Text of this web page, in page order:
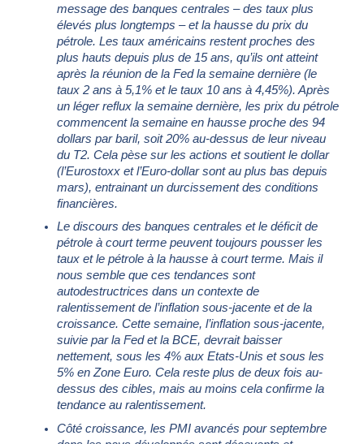
message des banques centrales – des taux plus
élevés plus longtemps – et la hausse du prix du
pétrole. Les taux américains restent proches des
plus hauts depuis plus de 15 ans, qu’ils ont atteint
après la réunion de la Fed la semaine dernière (le
taux 2 ans à 5,1% et le taux 10 ans à 4,45%). Après
un léger reflux la semaine dernière, les prix du pétrole
commencent la semaine en hausse proche des 94
dollars par baril, soit 20% au-dessus de leur niveau
du T2. Cela pèse sur les actions et soutient le dollar
(l’Eurostoxx et l’Euro-dollar sont au plus bas depuis
mars), entrainant un durcissement des conditions
financières.
Le discours des banques centrales et le déficit de
pétrole à court terme peuvent toujours pousser les
taux et le pétrole à la hausse à court terme. Mais il
nous semble que ces tendances sont
autodestructrices dans un contexte de
ralentissement de l’inflation sous-jacente et de la
croissance. Cette semaine, l’inflation sous-jacente,
suivie par la Fed et la BCE, devrait baisser
nettement, sous les 4% aux Etats-Unis et sous les
5% en Zone Euro. Cela reste plus de deux fois au-
dessus des cibles, mais au moins cela confirme la
tendance au ralentissement.
Côté croissance, les PMI avancés pour septembre